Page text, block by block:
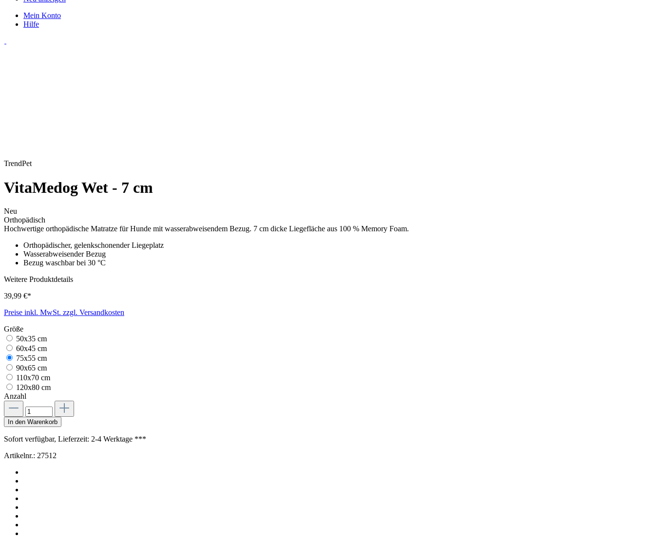
Mein Konto
Hilfe
TrendPet
VitaMedog Wet - 7 cm
Neu
Orthopädisch
Hochwertige orthopädische Matratze für Hunde mit wasserabweisendem Bezug. 7 cm dicke Liegefläche aus 100 % Memory Foam.
Orthopädischer, gelenkschonender Liegeplatz
Wasserabweisender Bezug
Bezug waschbar bei 30 °C
Weitere Produktdetails
39,99 €*
Preise inkl. MwSt. zzgl. Versandkosten
Größe
50x35 cm
60x45 cm
75x55 cm
90x65 cm
110x70 cm
120x80 cm
Anzahl
In den Warenkorb
Sofort verfügbar, Lieferzeit: 2-4 Werktage ***
Artikelnr.: 27512